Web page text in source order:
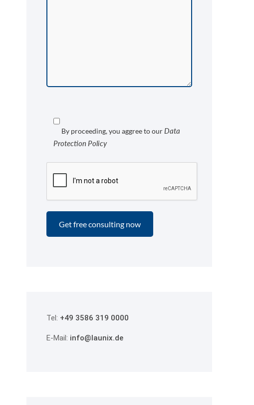
By proceeding, you aggree to our Data
Protection Policy
Tel: +49 3586 319 0000
E-Mail: info@launix.de